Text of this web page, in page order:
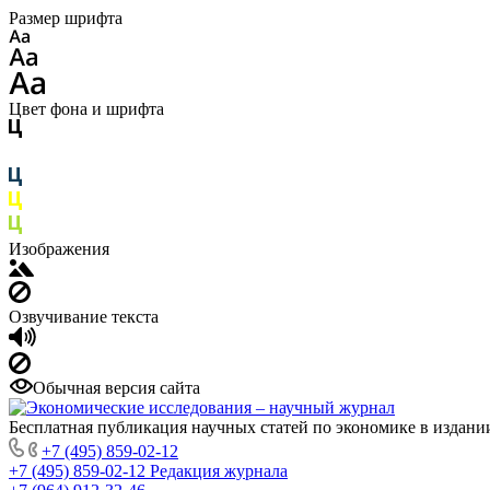
Размер шрифта
Цвет фона и шрифта
Изображения
Озвучивание текста
Обычная версия сайта
Бесплатная публикация научных статей по экономике в
+7 (495) 859-02-12
+7 (495) 859-02-12 Редакция журнала